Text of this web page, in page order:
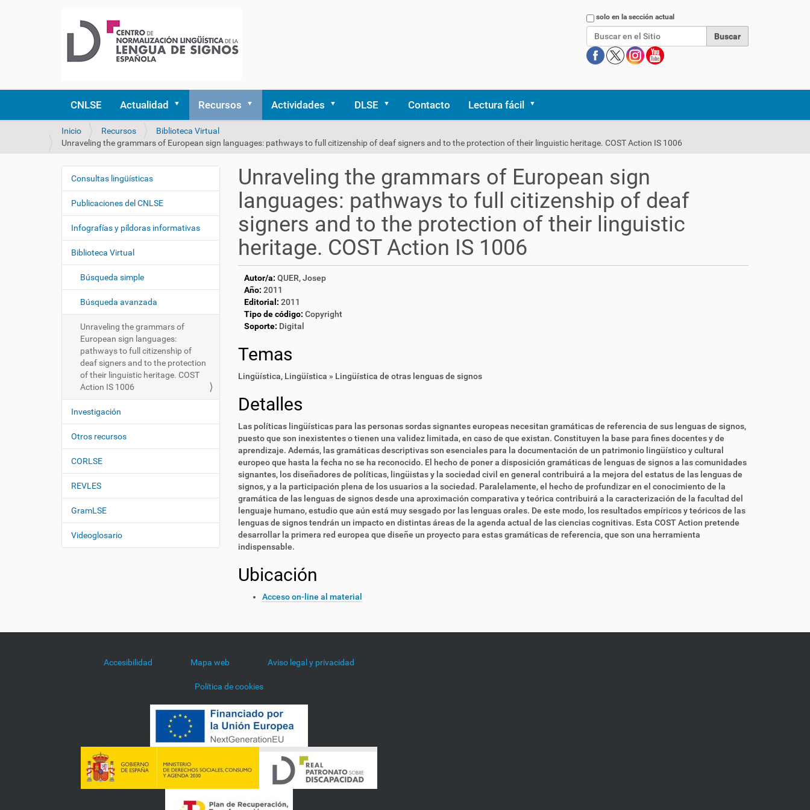
Buscarsolo en la sección actual
CNLSE Actualidad Recursos Actividades DLSE Contacto Lectura fácil
U
s
e
e
t
a
u
Inicio Recursos
Biblioteca Virtual
Unraveling the grammars of European sign languages: pathways to full citizenship of deaf signers and to the protection of their linguistic heritage. COST Action IS 1006
Unraveling the grammars of European sign
languages: pathways to full citizenship of deaf
signers and to the protection of their linguistic
heritage. COST Action IS 1006
Autor/a: QUER, Josep
Año: 2011
Editorial: 2011
Tipo de código: Copyright
Soporte: Digital
Temas
Lingüística, Lingüística » Lingüística de otras lenguas de signos
Detalles
Las políticas lingüísticas para las personas sordas signantes europeas necesitan gramáticas de referencia de sus lenguas de signos,
puesto que son inexistentes o tienen una validez limitada, en caso de que existan. Constituyen la base para fines docentes y de
aprendizaje. Además, las gramáticas descriptivas son esenciales para la documentación de un patrimonio lingüístico y cultural
europeo que hasta la fecha no se ha reconocido. El hecho de poner a disposición gramáticas de lenguas de signos a las comunidades
signantes, los diseñadores de políticas, lingüistas y la sociedad civil en general contribuirá a la mejora del estatus de las lenguas de
signos, y a la participación plena de los usuarios a la sociedad. Paralelamente, el hecho de profundizar en el conocimiento de la
gramática de las lenguas de signos desde una aproximación comparativa y teórica contribuirá a la caracterización de la facultad del
lenguaje humano, estudio que aún está muy sesgado por las lenguas orales. De este modo, los resultados empíricos y teóricos de las
lenguas de signos tendrán un impacto en distintas áreas de la agenda actual de las ciencias cognitivas. Esta COST Action pretende
desarrollar la primera red europea que diseñe un proyecto para estas gramáticas de referencia, que son una herramienta
indispensable.
Ubicación
Acceso on-line al material
N
e
g
a
i
n
Consultas lingüísticas
Publicaciones del CNLSE
Infografías y píldoras informativas
Biblioteca Virtual
Búsqueda simple
Búsqueda avanzada
Unraveling the grammars of
European sign languages:
pathways to full citizenship of
deaf signers and to the protection
of their linguistic heritage. COST
Action IS 1006
Investigación
Otros recursos
CORLSE
REVLES
GramLSE
Videoglosario
Accesibilidad Mapa web Aviso legal y privacidad
Política de cookies